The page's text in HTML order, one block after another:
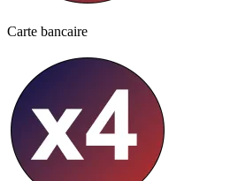
Carte bancaire